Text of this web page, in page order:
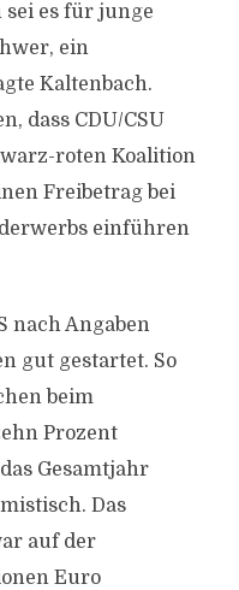
es für junge
ein
Kaltenbach.
dass CDU/CSU
roten Koalition
Freibetrag bei
einführen
nach Angaben
gut gestartet. So
beim
Prozent
Gesamtjahr
Das
auf der
Euro